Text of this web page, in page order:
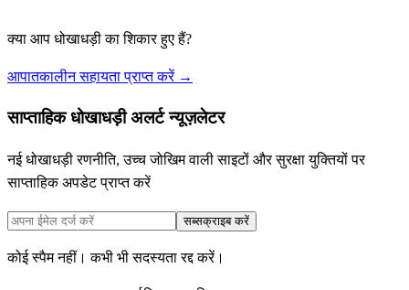
क्या आप धोखाधड़ी का शिकार हुए हैं?
आपातकालीन सहायता प्राप्त करें →
साप्ताहिक धोखाधड़ी अलर्ट न्यूज़लेटर
नई धोखाधड़ी रणनीति, उच्च जोखिम वाली साइटों और सुरक्षा युक्तियों पर
साप्ताहिक अपडेट प्राप्त करें
सब्सक्राइब करें
कोई स्पैम नहीं। कभी भी सदस्यता रद्द करें।